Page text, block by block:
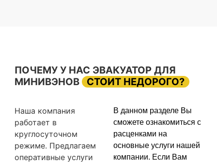
ПОЧЕМУ У НАС ЭВАКУАТОР ДЛЯ
МИНИВЭНОВ
СТОИТ НЕДОРОГО?
Наша компания
работает в
круглосуточном
режиме. Предлагаем
оперативные услуги
В данном разделе Вы
сможете ознакомиться с
расценками на
основные услуги нашей
компании. Если Вам